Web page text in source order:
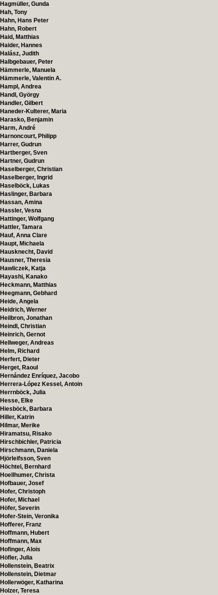
Hagmüller, Gunda
Hah, Tony
Hahn, Hans Peter
Hahn, Robert
Haid, Matthias
Haider, Hannes
Halász, Judith
Halbgebauer, Peter
Hämmerle, Manuela
Hämmerle, Valentin A.
Hampl, Andrea
Handl, György
Handler, Gilbert
Haneder-Kulterer, Maria
Harasko, Benjamin
Harm, André
Harnoncourt, Philipp
Harrer, Gudrun
Hartberger, Sven
Hartner, Gudrun
Haselberger, Christian
Haselberger, Ingrid
Haselböck, Lukas
Haslinger, Barbara
Hassan, Amina
Hassler, Vesna
Hattinger, Wolfgang
Hattler, Tamara
Hauf, Anna Clare
Haupt, Michaela
Hausknecht, David
Hausner, Theresia
Hawliczek, Katja
Hayashi, Kanako
Heckmann, Matthias
Heegmann, Gebhard
Heide, Angela
Heidrich, Werner
Heilbron, Jonathan
Heindl, Christian
Heinrich, Gernot
Hellweger, Andreas
Helm, Richard
Herfert, Dieter
Herget, Raoul
Hernández Enríquez, Jacobo
Herrera-López Kessel, Antoin
Herrnböck, Julia
Hesse, Elke
Hiesböck, Barbara
Hiller, Katrin
Hilmar, Merike
Hiramatsu, Risako
Hirschbichler, Patricia
Hirschmann, Daniela
Hjörleifsson, Sven
Höchtel, Bernhard
Hoellhumer, Christa
Hofbauer, Josef
Hofer, Christoph
Hofer, Michael
Höfer, Severin
Hofer-Stein, Veronika
Hofferer, Franz
Hoffmann, Hubert
Hoffmann, Max
Hofinger, Alois
Höfler, Julia
Hollenstein, Beatrix
Hollenstein, Dietmar
Hollerwöger, Katharina
Holzer, Teresa